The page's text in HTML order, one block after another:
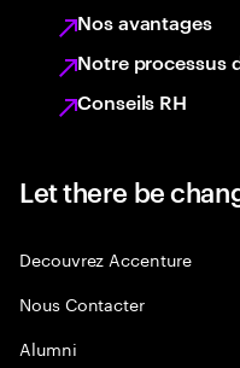
Nos avantages
Notre processus
Conseils RH
Let there be
Decouvrez Accenture
Nous Contacter
Alumni